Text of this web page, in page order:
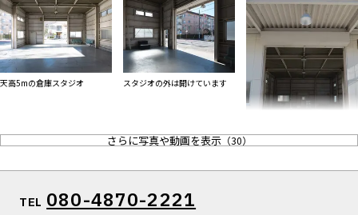
特集
[R]studioについて
お知らせ
掲載のお問い合わせ
天高5mの倉庫スタジオ スタジオの外は開けています
さらに写真や動画を表示（30）
TEL 080-4870-2221